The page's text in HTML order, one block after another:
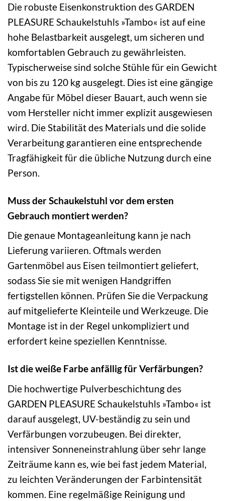
Die robuste Eisenkonstruktion des GARDEN
PLEASURE Schaukelstuhls »Tambo« ist auf eine
hohe Belastbarkeit ausgelegt, um sicheren und
komfortablen Gebrauch zu gewährleisten.
Typischerweise sind solche Stühle für ein Gewicht
von bis zu 120 kg ausgelegt. Dies ist eine gängige
Angabe für Möbel dieser Bauart, auch wenn sie
vom Hersteller nicht immer explizit ausgewiesen
wird. Die Stabilität des Materials und die solide
Verarbeitung garantieren eine entsprechende
Tragfähigkeit für die übliche Nutzung durch eine
Person.
Muss der Schaukelstuhl vor dem ersten
Gebrauch montiert werden?
Die genaue Montageanleitung kann je nach
Lieferung variieren. Oftmals werden
Gartenmöbel aus Eisen teilmontiert geliefert,
sodass Sie sie mit wenigen Handgriffen
fertigstellen können. Prüfen Sie die Verpackung
auf mitgelieferte Kleinteile und Werkzeuge. Die
Montage ist in der Regel unkompliziert und
erfordert keine speziellen Kenntnisse.
Ist die weiße Farbe anfällig für Verfärbungen?
Die hochwertige Pulverbeschichtung des
GARDEN PLEASURE Schaukelstuhls »Tambo« ist
darauf ausgelegt, UV-beständig zu sein und
Verfärbungen vorzubeugen. Bei direkter,
intensiver Sonneneinstrahlung über sehr lange
Zeiträume kann es, wie bei fast jedem Material,
zu leichten Veränderungen der Farbintensität
kommen. Eine regelmäßige Reinigung und